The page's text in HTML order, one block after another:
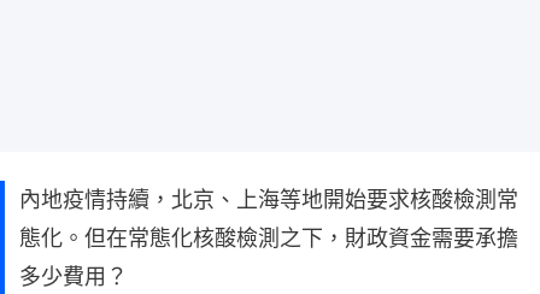
內地疫情持續，北京、上海等地開始要求核酸檢測常
態化。但在常態化核酸檢測之下，財政資金需要承擔
多少費用？